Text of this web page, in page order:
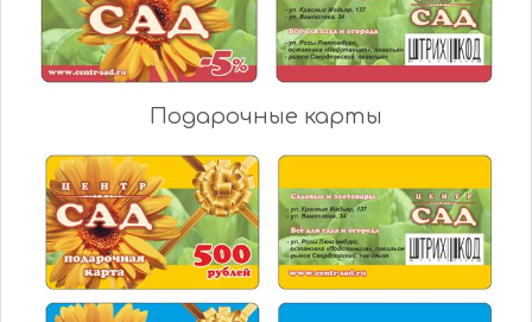
Подарочные карты